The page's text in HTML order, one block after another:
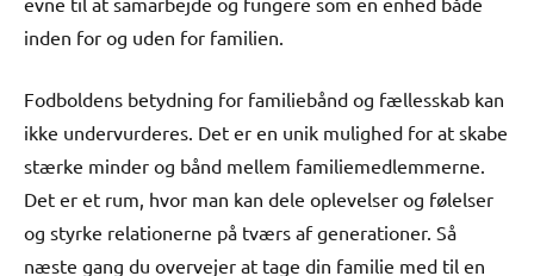
inden for og uden for familien.
Fodboldens betydning for familiebånd og fællesskab kan
ikke undervurderes. Det er en unik mulighed for at skabe
stærke minder og bånd mellem familiemedlemmerne.
Det er et rum, hvor man kan dele oplevelser og følelser
og styrke relationerne på tværs af generationer. Så
næste gang du overvejer at tage din familie med til en